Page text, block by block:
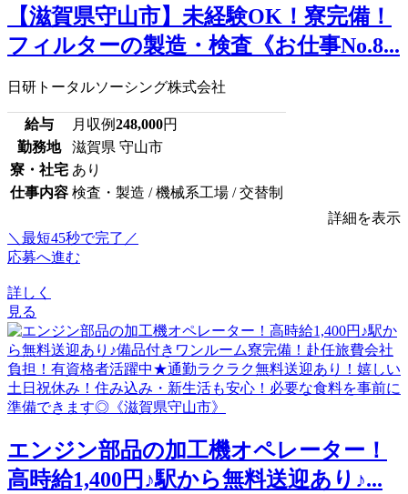
【滋賀県守山市】未経験OK！寮完備！
フィルターの製造・検査《お仕事No.8...
日研トータルソーシング株式会社
給与 月収例248,000円
勤務地
滋賀県 守山市
寮・社宅 あり
仕事内容 検査・製造 / 機械系工場 / 交替制
詳細を表示
＼最短45秒で完了／
応募へ進む
詳しく
見る
エンジン部品の加工機オペレーター！
高時給1,400円♪駅から無料送迎あり♪...